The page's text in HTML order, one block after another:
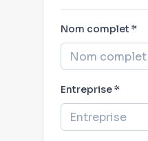
Nom complet *
Entreprise*